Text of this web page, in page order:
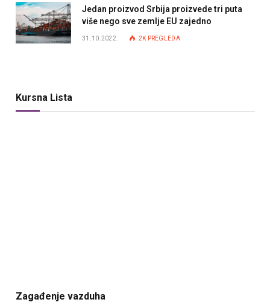
Jedan proizvod Srbija proizvede tri puta
više nego sve zemlje EU zajedno
31.10.2022. 2K PREGLEDA
Kursna Lista
Zagađenje vazduha